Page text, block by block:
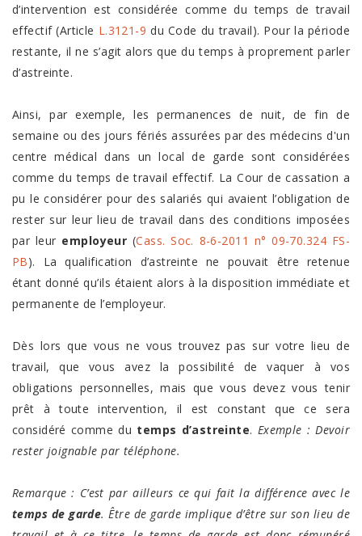
d’intervention est considérée comme du temps de travail
effectif (Article L.3121-9 du Code du travail). Pour la période
restante, il ne s’agit alors que du temps à proprement parler
d’astreinte.
Ainsi, par exemple, les permanences de nuit, de fin de
semaine ou des jours fériés assurées par des médecins d'un
centre médical dans un local de garde sont considérées
comme du temps de travail effectif. La Cour de cassation a
pu le considérer pour des salariés qui avaient l’obligation de
rester sur leur lieu de travail dans des conditions imposées
par leur employeur (Cass. Soc. 8-6-2011 n° 09-70.324 FS-
PB). La qualification d’astreinte ne pouvait être retenue
étant donné qu’ils étaient alors à la disposition immédiate et
permanente de l’employeur.
Dès lors que vous ne vous trouvez pas sur votre lieu de
travail, que vous avez la possibilité de vaquer à vos
obligations personnelles, mais que vous devez vous tenir
prêt à toute intervention, il est constant que ce sera
considéré comme du temps d’astreinte. Exemple : Devoir
rester joignable par téléphone.
Remarque : C’est par ailleurs ce qui fait la différence avec le
temps de garde. Être de garde implique d’être sur son lieu de